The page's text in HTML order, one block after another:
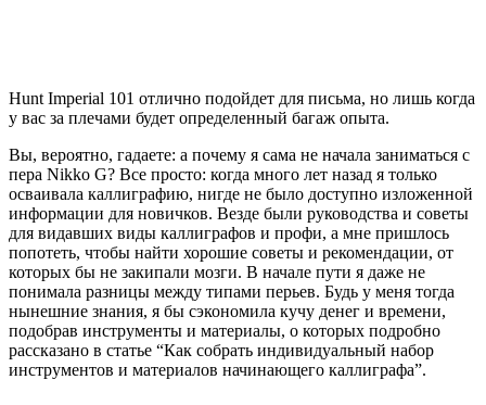
Hunt Imperial 101 отлично подойдет для письма, но лишь когда
у вас за плечами будет определенный багаж опыта.
Вы, вероятно, гадаете: а почему я сама не начала заниматься с
пера Nikko G? Все просто: когда много лет назад я только
осваивала каллиграфию, нигде не было доступно изложенной
информации для новичков. Везде были руководства и советы
для видавших виды каллиграфов и профи, а мне пришлось
попотеть, чтобы найти хорошие советы и рекомендации, от
которых бы не закипали мозги. В начале пути я даже не
понимала разницы между типами перьев. Будь у меня тогда
нынешние знания, я бы сэкономила кучу денег и времени,
подобрав инструменты и материалы, о которых подробно
рассказано в статье “Как собрать индивидуальный набор
инструментов и материалов начинающего каллиграфа”.